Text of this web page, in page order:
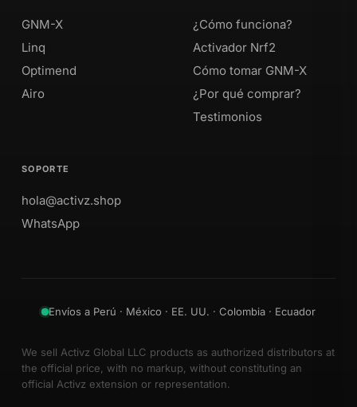
GNM-X
Linq
Optimend
Airo
¿Cómo funciona?
Activador Nrf2
Cómo tomar GNM-X
¿Por qué comprar?
Testimonios
SOPORTE
hola@activz.shop
WhatsApp
Envíos a Perú · México · EE. UU. · Colombia · Ecuador
We sell Activz Global LLC products as authorized distributors at
the official price, with no markup, without constituting an
official Activz extension or representation.